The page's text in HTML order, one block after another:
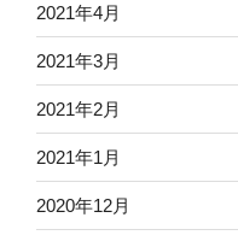
2021年4月
2021年3月
2021年2月
2021年1月
2020年12月